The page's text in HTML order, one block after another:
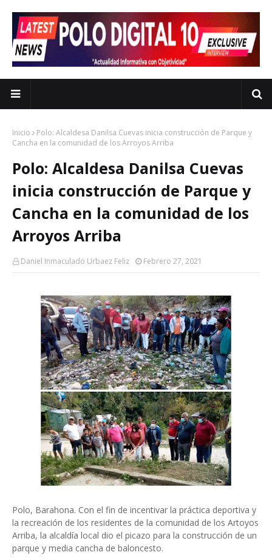
Inicio
Polo: Alcaldesa Danilsa Cuevas inicia construcción de Parque y
Cancha en la comunidad de los Arroyos Arriba
Polo: Alcaldesa Danilsa Cuevas
inicia construcción de Parque y
Cancha en la comunidad de los
Arroyos Arriba
Daniel Inmaculado Urbaez Feliz Febrero 27, 2021
Polo, Barahona. Con el fin de incentivar la práctica deportiva y
la recreación de los residentes de la comunidad de los Artoyos
Arriba, la alcaldía local dio el picazo para la construcción de un
parque y media cancha de baloncesto.